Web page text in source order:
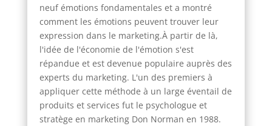
neuf émotions fondamentales et a montré
comment les émotions peuvent trouver leur
expression dans le marketing.À partir de là,
l'idée de l'économie de l'émotion s'est
répandue et est devenue populaire auprès des
experts du marketing. L'un des premiers à
appliquer cette méthode à un large éventail de
produits et services fut le psychologue et
stratège en marketing Don Norman en 1988.